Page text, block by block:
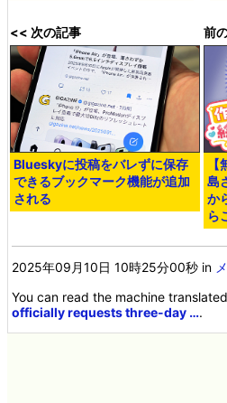
<< 次の記事
Blueskyに投稿をバレずに保存
できるブックマーク機能が追加
される
前
島
か
ら
2025年09月10日 10時25分00秒 in
You can read the machine
officially requests three-day ….